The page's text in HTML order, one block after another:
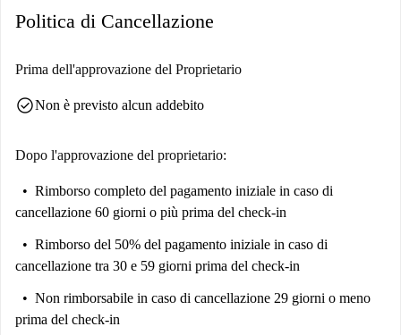
Dammelo dritto ...
Via Premuda, a Roma. È unico nel suo genere, con un arredamento
Pensiamo che questo appartamento sia l'ideale per una coppia alla moda.
hai bisogno nelle vicinanze, così come il Vaticano.
Politica di Cancellazione
Prima dell'approvazione del Proprietario
check_circleNon è previsto alcun addebito
Dopo l'approvazione del proprietario:
Rimborso completo del pagamento iniziale in caso di
cancellazione 60 giorni o più prima del check-in
Rimborso del 50% del pagamento iniziale in caso di
cancellazione tra 30 e 59 giorni prima del check-in
Non rimborsabile in caso di cancellazione 29 giorni o meno
prima del check-in